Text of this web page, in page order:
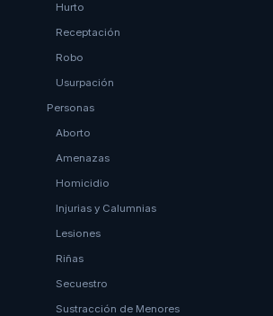
Hurto
Receptación
Robo
Usurpación
Personas
Aborto
Amenazas
Homicidio
Injurias y Calumnias
Lesiones
Riñas
Secuestro
Sustracción de Menores